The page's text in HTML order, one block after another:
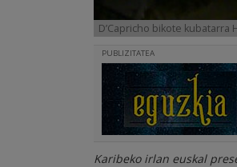
D’Capricho bikote
PUBLIZITATEA
Karibeko irlan euskal